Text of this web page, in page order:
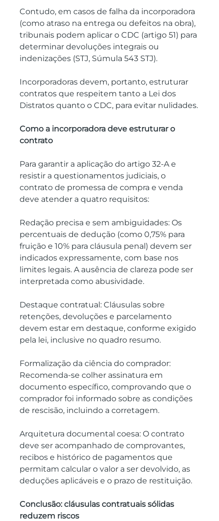
Contudo, em casos de falha da incorporadora
(como atraso na entrega ou defeitos na obra),
tribunais podem aplicar o CDC (artigo 51) para
determinar devoluções integrais ou
indenizações (STJ, Súmula 543 STJ).
Incorporadoras devem, portanto, estruturar
contratos que respeitem tanto a Lei dos
Distratos quanto o CDC, para evitar nulidades.
Como a incorporadora deve estruturar o
contrato
Para garantir a aplicação do artigo 32-A e
resistir a questionamentos judiciais, o
contrato de promessa de compra e venda
deve atender a quatro requisitos:
Redação precisa e sem ambiguidades: Os
percentuais de dedução (como 0,75% para
fruição e 10% para cláusula penal) devem ser
indicados expressamente, com base nos
limites legais. A ausência de clareza pode ser
interpretada como abusividade.
Destaque contratual: Cláusulas sobre
retenções, devoluções e parcelamento
devem estar em destaque, conforme exigido
pela lei, inclusive no quadro resumo.
Formalização da ciência do comprador:
Recomenda-se colher assinatura em
documento específico, comprovando que o
comprador foi informado sobre as condições
de rescisão, incluindo a corretagem.
Arquitetura documental coesa: O contrato
deve ser acompanhado de comprovantes,
recibos e histórico de pagamentos que
permitam calcular o valor a ser devolvido, as
deduções aplicáveis e o prazo de restituição.
Conclusão: cláusulas contratuais sólidas
reduzem riscos